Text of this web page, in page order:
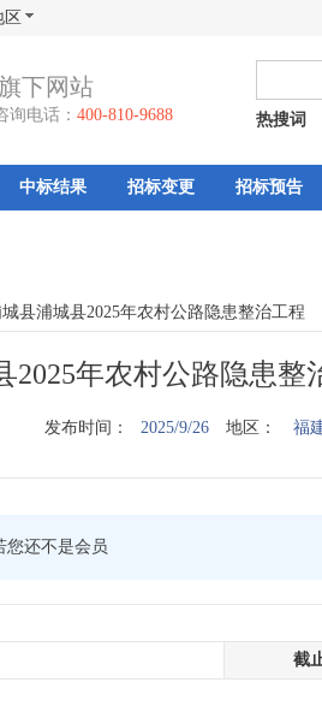
区
下网站
询电话： 400-810-9688 热搜词
中标结果 招标变更 招标预告
县浦城县2025年农村公路隐患整治工程
2025年农村公路隐患整
发布时间： 2025/9/26 地区： 福
您还不是会员
截